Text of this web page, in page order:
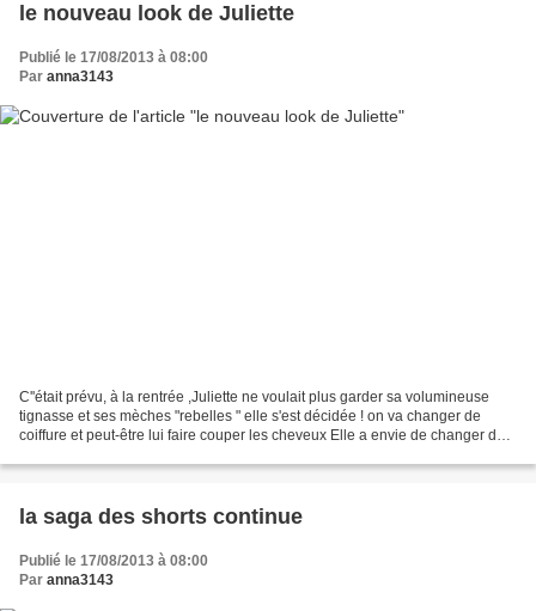
le nouveau look de Juliette
Publié le 17/08/2013 à 08:00
Par anna3143
C''était prévu, à la rentrée ,Juliette ne voulait plus garder sa volumineuse
tignasse et ses mèches "rebelles " elle s'est décidée ! on va changer de
coiffure et peut-être lui faire couper les cheveux Elle a envie de changer de
la saga des shorts continue
Publié le 17/08/2013 à 08:00
Par anna3143